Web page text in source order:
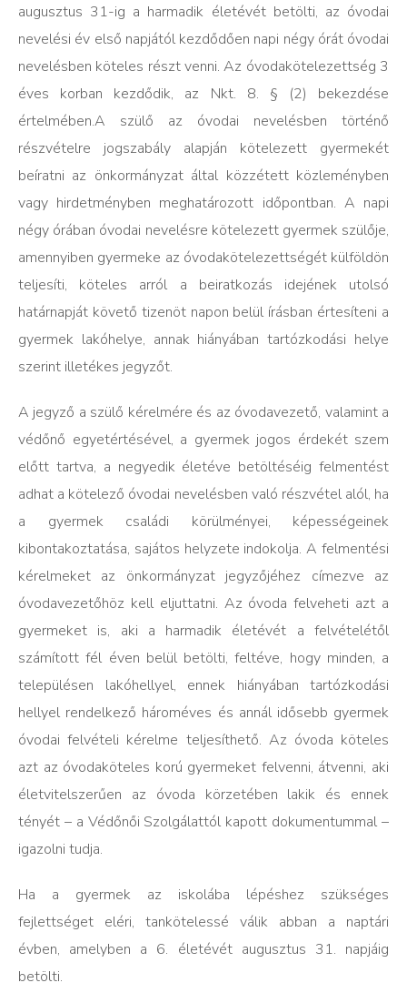
augusztus 31-ig a harmadik életévét betölti, az óvodai
nevelési év első napjától kezdődően napi négy órát óvodai
nevelésben köteles részt venni. Az óvodakötelezettség 3
éves korban kezdődik, az Nkt. 8. § (2) bekezdése
értelmében.A szülő az óvodai nevelésben történő
részvételre jogszabály alapján kötelezett gyermekét
beíratni az önkormányzat által közzétett közleményben
vagy hirdetményben meghatározott időpontban. A napi
négy órában óvodai nevelésre kötelezett gyermek szülője,
amennyiben gyermeke az óvodakötelezettségét külföldön
teljesíti, köteles arról a beiratkozás idejének utolsó
határnapját követő tizenöt napon belül írásban értesíteni a
gyermek lakóhelye, annak hiányában tartózkodási helye
szerint illetékes jegyzőt.
A jegyző a szülő kérelmére és az óvodavezető, valamint a
védőnő egyetértésével, a gyermek jogos érdekét szem
előtt tartva, a negyedik életéve betöltéséig felmentést
adhat a kötelező óvodai nevelésben való részvétel alól, ha
a gyermek családi körülményei, képességeinek
kibontakoztatása, sajátos helyzete indokolja. A felmentési
kérelmeket az önkormányzat jegyzőjéhez címezve az
óvodavezetőhöz kell eljuttatni. Az óvoda felveheti azt a
gyermeket is, aki a harmadik életévét a felvételétől
számított fél éven belül betölti, feltéve, hogy minden, a
településen lakóhellyel, ennek hiányában tartózkodási
hellyel rendelkező hároméves és annál idősebb gyermek
óvodai felvételi kérelme teljesíthető. Az óvoda köteles
azt az óvodaköteles korú gyermeket felvenni, átvenni, aki
életvitelszerűen az óvoda körzetében lakik és ennek
tényét – a Védőnői Szolgálattól kapott dokumentummal –
igazolni tudja.
Ha a gyermek az iskolába lépéshez szükséges
fejlettséget eléri, tankötelessé válik abban a naptári
évben, amelyben a 6. életévét augusztus 31. napjáig
betölti.